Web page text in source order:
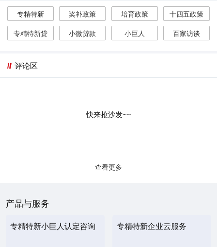
专精特新 奖补政策 培育政策
十四五政策
专精特新贷
小微贷款 小巨人 百家访谈
评论区
快来抢沙发~~
- 查看更多 -
产品与服务
专精特新小巨人认定咨询 专精特新企业云服务